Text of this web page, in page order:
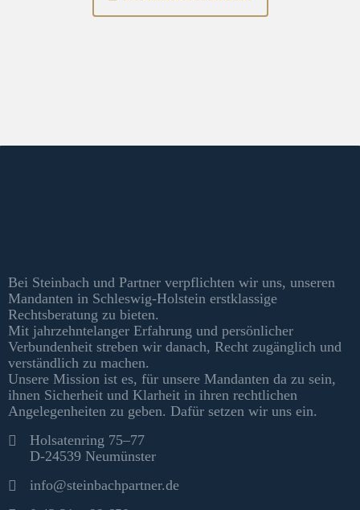
Bei Steinbach und Partner verpflichten wir uns, unseren
Mandanten in Schleswig-Holstein erstklassige
Rechtsberatung zu bieten.
Mit jahrzehntelanger Erfahrung und persönlicher
Verbundenheit streben wir danach, Recht zugänglich und
verständlich zu machen.
Unsere Mission ist es, für unsere Mandanten da zu sein,
ihnen Sicherheit und Klarheit in ihren rechtlichen
Angelegenheiten zu geben. Dafür setzen wir uns ein.
Kontakt
Holsatenring 75–77
D-24539 Neumünster
info@steinbachpartner.de